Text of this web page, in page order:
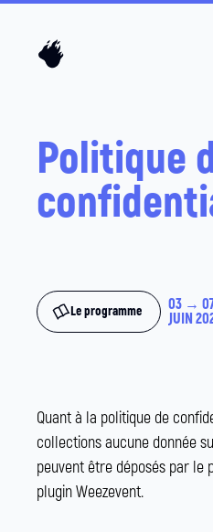
Politique
03 →
JUIN
Le programme
Quant à la politique de
collections aucune donnée
peuvent être déposés par le
plugin Weezevent.